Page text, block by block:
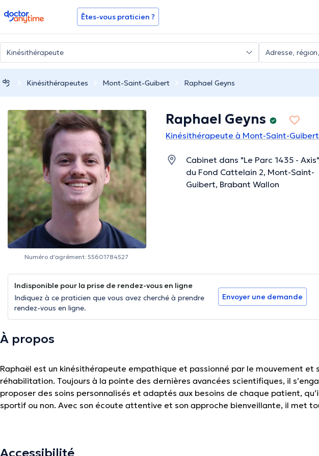
doctoranytime Êtes-vous praticien ?
Kinésithérapeutes Mont-Saint-Guibert Raphael Geyns
Numéro d'agrément: 55601784527
Raphael Geyns
Kinésithérapeute à Mont-Saint-Guibert
Cabinet dans "Le Parc 1435 -
du Fond Cattelain 2, Mont-Saint-
Guibert, Brabant Wallon
Indisponible pour la prise de rendez-vous en ligne
Indiquez à ce praticien que vous avez cherché à prendre
rendez-vous en ligne.
Envoyer une demande
À propos
Raphaël est un kinésithérapeute empathique et passionné par le mouvement et
réhabilitation. Toujours à la pointe des dernières avancées scientifiques, il
proposer des soins personnalisés et adaptés aux besoins de chaque patient,
sportif ou non. Avec son écoute attentive et son approche bienveillante, il met
La description a été éditée par l'équipe de Doctoranytime et se base sur des informations vérifiées.